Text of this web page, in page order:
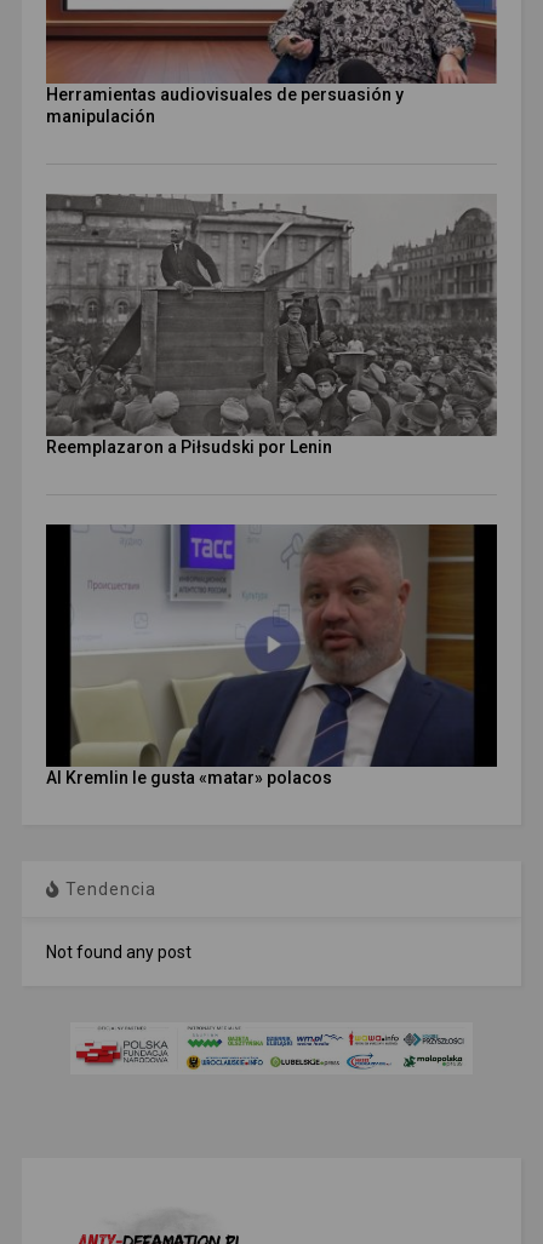
Herramientas audiovisuales de persuasión y
manipulación
Reemplazaron a Piłsudski por Lenin
Al Kremlin le gusta «matar» polacos
Tendencia
Not found any post